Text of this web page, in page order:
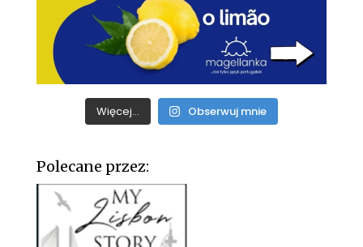
Więcej... Obserwuj mnie
Polecane przez: